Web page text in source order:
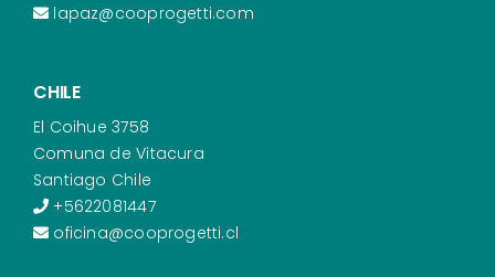
lapaz@cooprogetti.com
CHILE
El Coihue 3758
Comuna de Vitacura
Santiago Chile
+5622081447
oficina@cooprogetti.cl